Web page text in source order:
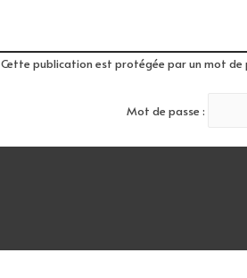
Cette publication est protégée par un mot de
Mot de passe :